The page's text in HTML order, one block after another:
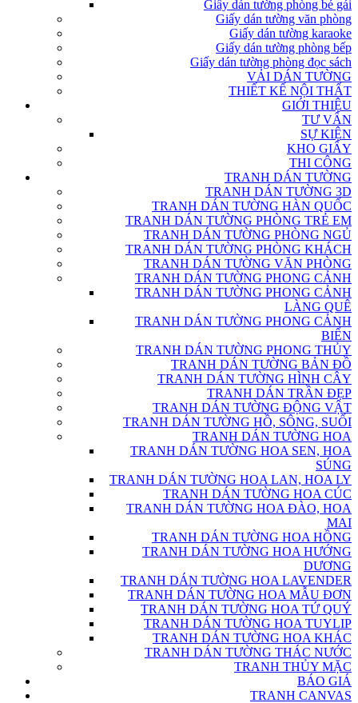
Giấy dán tường phòng bé gái
Giấy dán tường văn phòng
Giấy dán tường karaoke
Giấy dán tường phòng bếp
Giấy dán tường phòng đọc sách
VẢI DÁN TƯỜNG
THIẾT KẾ NỘI THẤT
GIỚI THIỆU
TƯ VẤN
SỰ KIỆN
KHO GIẤY
THI CÔNG
TRANH DÁN TƯỜNG
TRANH DÁN TƯỜNG 3D
TRANH DÁN TƯỜNG HÀN QUỐC
TRANH DÁN TƯỜNG PHÒNG TRẺ EM
TRANH DÁN TƯỜNG PHÒNG NGỦ
TRANH DÁN TƯỜNG PHÒNG KHÁCH
TRANH DÁN TƯỜNG VĂN PHÒNG
TRANH DÁN TƯỜNG PHONG CẢNH
TRANH DÁN TƯỜNG PHONG CẢNH
LÀNG QUÊ
TRANH DÁN TƯỜNG PHONG CẢNH
BIỂN
TRANH DÁN TƯỜNG PHONG THỦY
TRANH DÁN TƯỜNG BẢN ĐỒ
TRANH DÁN TƯỜNG HÌNH CÂY
TRANH DÁN TRẦN ĐẸP
TRANH DÁN TƯỜNG ĐỘNG VẬT
TRANH DÁN TƯỜNG HỒ, SÔNG, SUỐI
TRANH DÁN TƯỜNG HOA
TRANH DÁN TƯỜNG HOA SEN, HOA
SÚNG
TRANH DÁN TƯỜNG HOA LAN, HOA LY
TRANH DÁN TƯỜNG HOA CÚC
TRANH DÁN TƯỜNG HOA ĐÀO, HOA
MAI
TRANH DÁN TƯỜNG HOA HỒNG
TRANH DÁN TƯỜNG HOA HƯỚNG
DƯƠNG
TRANH DÁN TƯỜNG HOA LAVENDER
TRANH DÁN TƯỜNG HOA MẪU ĐƠN
TRANH DÁN TƯỜNG HOA TỨ QUÝ
TRANH DÁN TƯỜNG HOA TUYLIP
TRANH DÁN TƯỜNG HOA KHÁC
TRANH DÁN TƯỜNG THÁC NƯỚC
TRANH THỦY MẶC
BÁO GIÁ
TRANH CANVAS